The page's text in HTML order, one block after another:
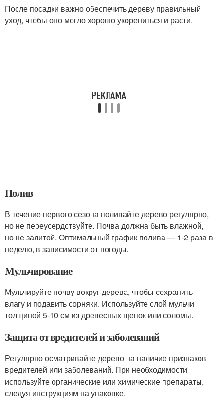
После посадки важно обеспечить дереву правильный
уход, чтобы оно могло хорошо укорениться и расти.
Полив
В течение первого сезона поливайте дерево регулярно,
но не переусердствуйте. Почва должна быть влажной,
но не залитой. Оптимальный график полива — 1-2 раза в
неделю, в зависимости от погоды.
Мульчирование
Мульчируйте почву вокруг дерева, чтобы сохранить
влагу и подавить сорняки. Используйте слой мульчи
толщиной 5-10 см из древесных щепок или соломы.
Защита от вредителей и заболеваний
Регулярно осматривайте дерево на наличие признаков
вредителей или заболеваний. При необходимости
используйте органические или химические препараты,
следуя инструкциям на упаковке.